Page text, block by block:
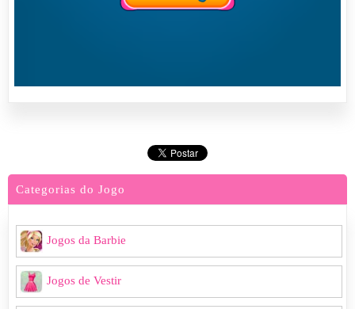
Categorias do Jogo
Jogos da Barbie
Jogos de Vestir